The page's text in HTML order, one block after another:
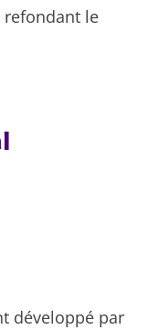
le
développé par